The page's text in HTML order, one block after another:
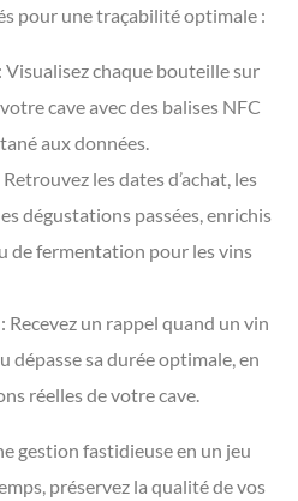
pour une traçabilité optimale :
Visualisez chaque bouteille sur
cave avec des balises NFC
aux données.
les dates d’achat, les
dégustations passées, enrichis
de fermentation pour les vins
un rappel quand un vin
dépasse sa durée optimale, en
réelles de votre cave.
gestion fastidieuse en un jeu
préservez la qualité de vos